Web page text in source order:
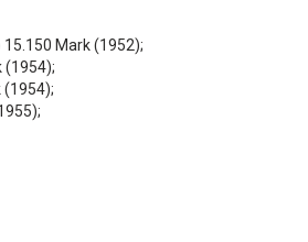
Mark (1952);
(1954);
(1954);